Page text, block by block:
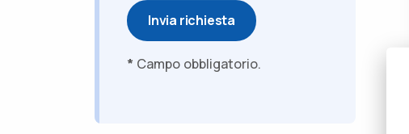
Invia richiesta
* Campo obbligatorio.